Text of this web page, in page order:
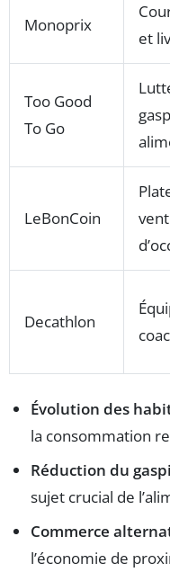
Monoprix
et
Too Good
To Go
LeBonCoin
Decathlon
Évolution des
la consommation
Réduction du
sujet crucial de
Commerce
l’économie de